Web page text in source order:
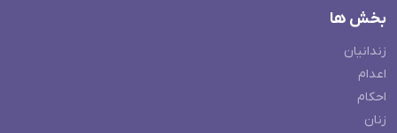
بخش ها
زندانیان
اعدام
احکام
زنان